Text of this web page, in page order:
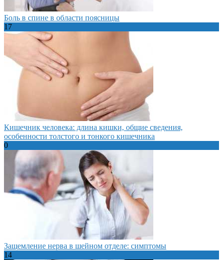
Боль в спине в области поясницы
17
Кишечник человека: длина кишки, общие сведения,
особенности толстого и тонкого кишечника
0
Защемление нерва в шейном отделе: симптомы
14